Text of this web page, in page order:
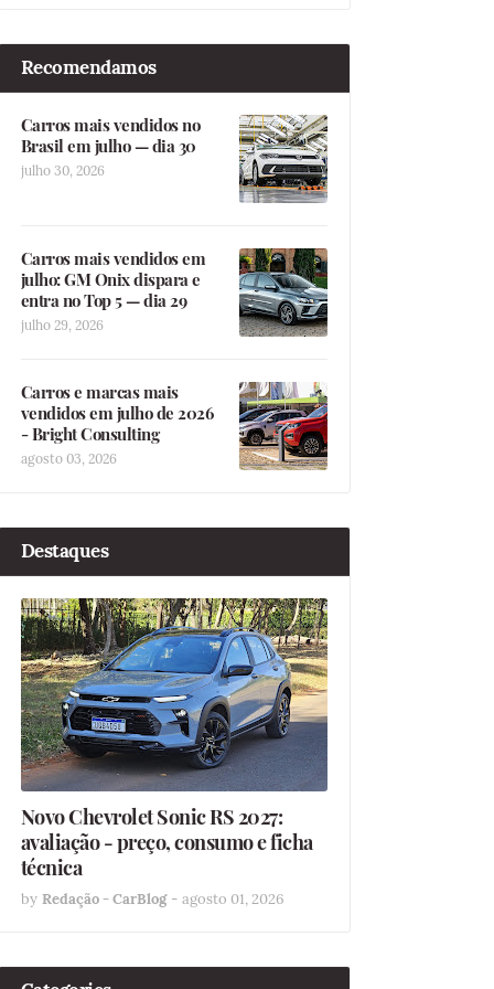
Recomendamos
Carros mais vendidos no
Brasil em julho — dia 30
julho 30, 2026
Carros mais vendidos em
julho: GM Onix dispara e
entra no Top 5 — dia 29
julho 29, 2026
Carros e marcas mais
vendidos em julho de 2026
- Bright Consulting
agosto 03, 2026
Destaques
Novo Chevrolet Sonic RS 2027:
avaliação - preço, consumo e ficha
técnica
by Redação - CarBlog - agosto 01, 2026